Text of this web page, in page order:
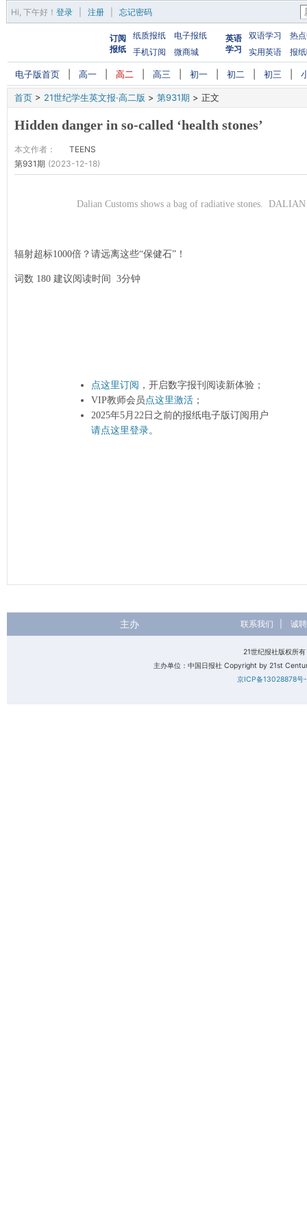
Hi, 下午好 ！ 登录 注册 忘记密码
订阅
报纸
纸质报纸
电子报纸
手机订阅
微商城
英语
学习
双语学习
热
实用英语
报
电子版首页 高一 高二 高三 初一 初二 初三
首页 > 21世纪学生英文报·高二版 > 第931期 > 正文
Hidden danger in so-called ‘health stones’
本文作者：
TEENS
第931期 (2023-12-18)
Dalian Customs shows a bag of radiative stones.
辐射超标1000倍？请远离这些“保健石”！
词数 180 建议阅读时间 3分钟
点这里订阅 ，开启数字报刊阅读新体验；
VIP教师会员点这里激活 ；
2025年5月22日之前的报纸电子版订阅用户
请点这里登录。
主办 联系我们 诚
21世纪报社版权所
主办单位：中国日报社 Copyright by 21st
京ICP备13028878号